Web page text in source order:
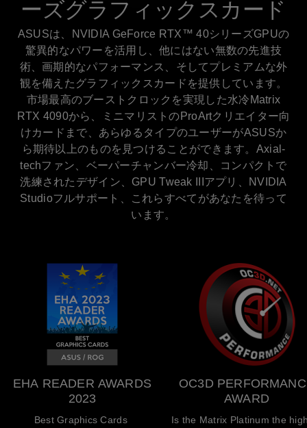
ーズグラフィックスカード
ASUSは、NVIDIA GeForce RTX™ 40シリーズGPUの
驚異的なパワーを活用し、他にはない無数の先進技
術、画期的なパフォーマンス、そしてプレミアムな外
観を備えたグラフィックスカードを提供しています。
市場最高のブーストクロックを実現した水冷Matrix
RTX 4090から、ミニマリストのProArtクリエイター向
けカードまで、あらゆるタイプのユーザーがASUSか
ら期待以上のものを見つけることができます。Axial-
techファン、ベーパーチャンバー冷却、コンパクトで
洗練されたデザイン、GPU Tweak IIIアプリ、NVIDIA
Studioフルサポート、これらすべてがあなたを待って
います。
EHA READER AWARDS
2023
Best Graphics Cards
OC3D
AWARD
Is the Matrix Platinum the